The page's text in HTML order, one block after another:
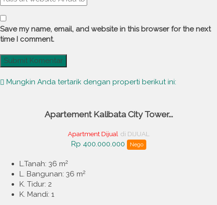
Save my name, email, and website in this browser for the next
time I comment.
Mungkin Anda tertarik dengan properti berikut ini:
Apartement Kalibata City Tower...
Apartment Dijual di DIJUAL
Rp 400.000.000 Nego
L.Tanah: 36 m2
L. Bangunan: 36 m2
K. Tidur: 2
K. Mandi: 1